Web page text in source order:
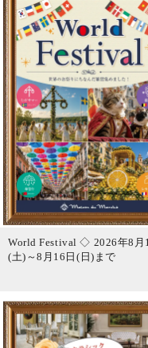
World Festival ◇ 2026年8月
(土)～8月16日(日)まで